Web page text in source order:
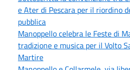
e Ater di Pescara per il riordino
pubblica
Manoppello celebra le Feste di
tradizione e musica per il Volto
Martire